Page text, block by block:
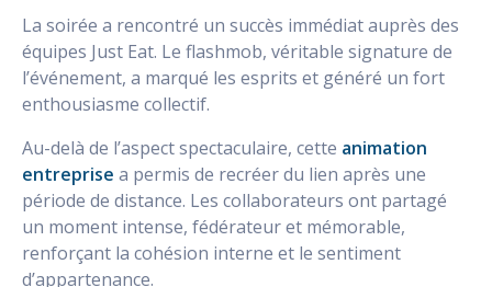
La soirée a rencontré un succès immédiat auprès des
équipes Just Eat. Le flashmob, véritable signature de
l’événement, a marqué les esprits et généré un fort
enthousiasme collectif.
Au-delà de l’aspect spectaculaire, cette animation
entreprise a permis de recréer du lien après une
période de distance. Les collaborateurs ont partagé
un moment intense, fédérateur et mémorable,
renforçant la cohésion interne et le sentiment
d’appartenance.